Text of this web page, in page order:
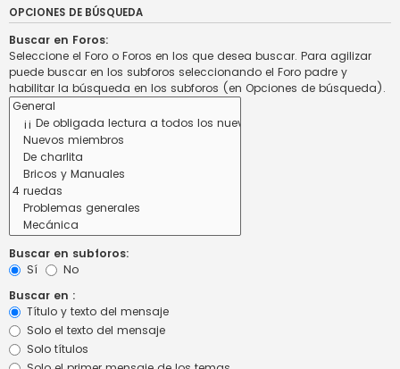
OPCIONES DE BÚSQUEDA
Buscar en Foros:
Seleccione el Foro o Foros en los que desea buscar. Para agilizar
puede buscar en los subforos seleccionando el Foro padre y
habilitar la búsqueda en los subforos (en Opciones de búsqueda).
Buscar en subforos:
Sí
No
Buscar en :
Título y texto del mensaje
Solo el texto del mensaje
Solo títulos